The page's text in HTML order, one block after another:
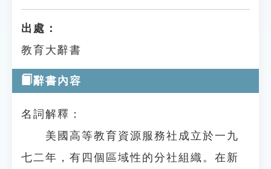
出處：
教育大辭書
辭書內容
名詞解釋：
美國高等教育資源服務社成立於一九
七二年，有四個區域性的分社組織。在新